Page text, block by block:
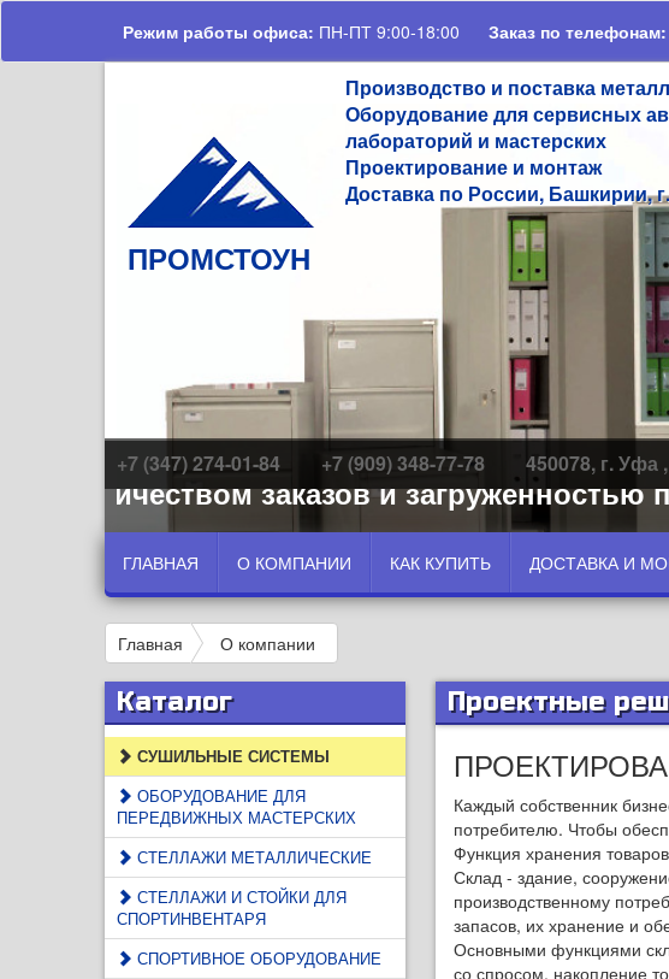
Режим работы офиса: ПН-ПТ 9:00-18:00 Заказ по телефонам:
ПРОМСТОУН
Производство и поставка
Оборудование для сервисных
лабораторий и мастерских
Проектирование и монтаж
Доставка по России, Башкирии,
+7 (347) 274-01-84 +7 (909) 348-77-78 450078, г. Уфа
заказов и загруженностью
ГЛАВНАЯ О КОМПАНИИ КАК КУПИТЬ ДОСТАВКА И
Главная О компании
Каталог
СУШИЛЬНЫЕ СИСТЕМЫ
ОБОРУДОВАНИЕ ДЛЯ
ПЕРЕДВИЖНЫХ МАСТЕРСКИХ
СТЕЛЛАЖИ МЕТАЛЛИЧЕСКИЕ
СТЕЛЛАЖИ И СТОЙКИ ДЛЯ
СПОРТИНВЕНТАРЯ
СПОРТИВНОЕ ОБОРУДОВАНИЕ
Проектные
Каждый собственник
потребителю. Чтобы
Функция хранения
Склад - здание,
производственному
запасов, их хранение и
Основными функциями
со спросом, накопление